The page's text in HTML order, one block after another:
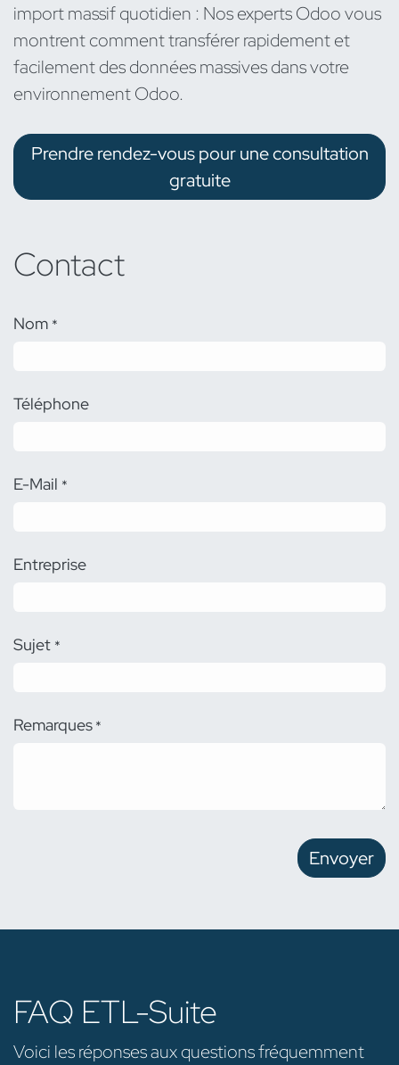
import massif quotidien : Nos experts Odoo vous
montrent comment transférer rapidement et
facilement des données massives dans votre
environnement Odoo.
Prendre rendez-vous pour une consultation
gratuite
Contact
Nom *
Téléphone
E-Mail *
Entreprise
Sujet *
Remarques*
Envoyer
FAQ ETL-Suite
Voici les réponses aux questions fréquemment